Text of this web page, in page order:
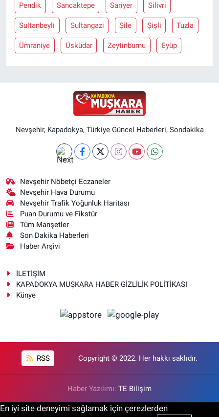
Pendik Sancaktepe Sariyer Silivri
Sultanbeyli Sultangazi Şile Şişli Tuzla
Ümraniye Üsküdar Zeytinburnu Eyüp
Nevşehir, Kapadokya, Türkiye Güncel Haberleri, Sondakika
Nevşehir Nöbetçi Eczaneler
Nevşehir Hava Durumu
Nevşehir Trafik Yoğunluk Haritası
Puan Durumu ve Fikstür
Tüm Manşetler
Son Dakika Haberleri
Haber Arşivi
İLETİŞİM
KAPADOKYA MUŞKARA HABER GİZLİLİK POLİTİKASI
Künye
RSS Copyright © 2022. Her hakkı saklıdır.
Haber Yazılımı: TE Bilişim
En iyi site deneyimi sağlamak için çerezlerden